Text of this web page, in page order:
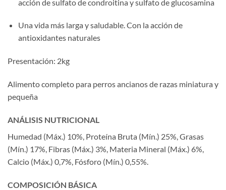
acción de sulfato de condroitina y sulfato de glucosamina
Una vida más larga y saludable. Con la acción de
antioxidantes naturales
Presentación: 2kg
Alimento completo para perros ancianos de razas miniatura y
pequeña
ANÁLISIS NUTRICIONAL
Humedad (Máx.) 10%, Proteína Bruta (Mín.) 25%, Grasas
(Mín.) 17%, Fibras (Máx.) 3%, Materia Mineral (Máx.) 6%,
Calcio (Máx.) 0,7%, Fósforo (Mín.) 0,55%.
COMPOSICIÓN BÁSICA